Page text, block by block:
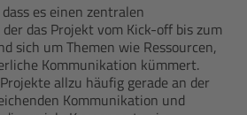
es einen zentralen
das Projekt vom Kick-off bis zum
sich um Themen wie Ressourcen,
Kommunikation kümmert.
allzu häufig gerade an der
Kommunikation und